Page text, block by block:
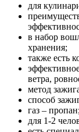
для
в набор
хранения;
также есть
ветра,
метод
способ
газ – пропан;
для 1-2